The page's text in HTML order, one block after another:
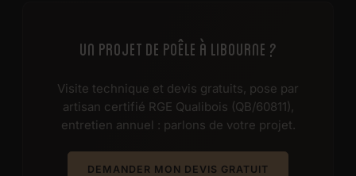
UN PROJET DE POÊLE À LIBOURNE ?
Visite technique et devis gratuits, pose par
artisan certifié RGE Qualibois (QB/60811),
entretien annuel : parlons de votre projet.
DEMANDER MON DEVIS GRATUIT